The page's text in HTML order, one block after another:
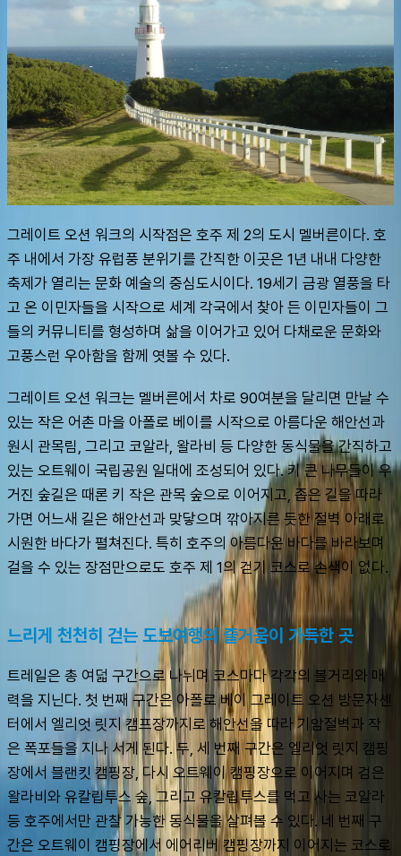
그레이트 오션 워크의 시작점은 호주 제 2의 도시 멜버른이다. 호
주 내에서 가장 유럽풍 분위기를 간직한 이곳은 1년 내내 다양한
축제가 열리는 문화 예술의 중심도시이다. 19세기 금광 열풍을 타
고 온 이민자들을 시작으로 세계 각국에서 찾아 든 이민자들이 그
들의 커뮤니티를 형성하며 삶을 이어가고 있어 다채로운 문화와
고풍스런 우아함을 함께 엿볼 수 있다.
그레이트 오션 워크는 멜버른에서 차로 90여분을 달리면 만날 수
있는 작은 어촌 마을 아폴로 베이를 시작으로 아름다운 해안선과
원시 관목림, 그리고 코알라, 왈라비 등 다양한 동식물을 간직하고
있는 오트웨이 국립공원 일대에 조성되어 있다. 키 큰 나무들이 우
거진 숲길은 때론 키 작은 관목 숲으로 이어지고, 좁은 길을 따라
가면 어느새 길은 해안선과 맞닿으며 깎아지른 듯한 절벽 아래로
시원한 바다가 펼쳐진다. 특히 호주의 아름다운 바다를 바라보며
걸을 수 있는 장점만으로도 호주 제 1의 걷기 코스로 손색이 없다.
느리게 천천히 걷는 도보여행의 즐거움이 가득한 곳
트레일은 총 여덟 구간으로 나뉘며 코스마다 각각의 볼거리와 매
력을 지닌다. 첫 번째 구간은 아폴로 베이 그레이트 오션 방문자센
터에서 엘리엇 릿지 캠프장까지로 해안선을 따라 기암절벽과 작
은 폭포들을 지나 서게 된다. 두, 세 번째 구간은 엘리엇 릿지 캠핑
장에서 블랜킷 캠핑장, 다시 오트웨이 캠핑장으로 이어지며 검은
왈라비와 유칼립투스 숲, 그리고 유칼립투스를 먹고 사는 코알라
등 호주에서만 관찰 가능한 동식물을 살펴볼 수 있다. 네 번째 구
간은 오트웨이 캠핑장에서 에어리버 캠핑장까지 이어지는 코스로